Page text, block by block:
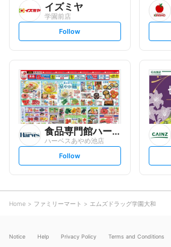
イズミヤ
学園前店
s
l
o
w
Follow
食品専門館ハーベス
ハーベスあやめ池店
s
l
o
Follow
Home ファミリーマート エムズドラッグ学園大和
Notice Help Privacy Policy Terms and Conditions